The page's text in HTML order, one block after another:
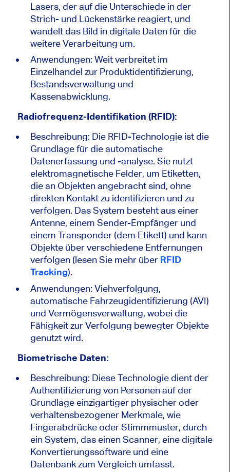
Lasers, der auf die Unterschiede in der
Strich- und Lückenstärke reagiert, und
wandelt das Bild in digitale Daten für die
weitere Verarbeitung um.
Anwendungen: Weit verbreitet im
Einzelhandel zur Produktidentifizierung,
Bestandsverwaltung und
Kassenabwicklung.
Radiofrequenz-Identifikation (RFID):
Beschreibung: Die RFID-Technologie ist die
Grundlage für die automatische
Datenerfassung und -analyse. Sie nutzt
elektromagnetische Felder, um Etiketten,
die an Objekten angebracht sind, ohne
direkten Kontakt zu identifizieren und zu
verfolgen. Das System besteht aus einer
Antenne, einem Sender-Empfänger und
einem Transponder (dem Etikett) und kann
Objekte über verschiedene Entfernungen
verfolgen (lesen Sie mehr über RFID
Tracking).
Anwendungen: Viehverfolgung,
automatische Fahrzeugidentifizierung (AVI)
und Vermögensverwaltung, wobei die
Fähigkeit zur Verfolgung bewegter Objekte
genutzt wird.
Biometrische Daten:
Beschreibung: Diese Technologie dient der
Authentifizierung von Personen auf der
Grundlage einzigartiger physischer oder
verhaltensbezogener Merkmale, wie
Fingerabdrücke oder Stimmmuster, durch
ein System, das einen Scanner, eine digitale
Konvertierungssoftware und eine
Datenbank zum Vergleich umfasst.